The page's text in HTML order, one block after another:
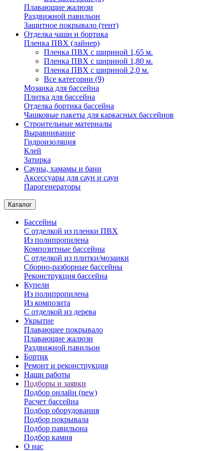
Плавающие жалюзи
Раздвижной павильон
Защитное покрывало (тент)
Отделка чаши и бортика
Пленка ПВХ (лайнер)
Пленка ПВХ с шириной 1,65 м.
Пленка ПВХ с шириной 1,80 м.
Пленка ПВХ с шириной 2,0 м.
Все категории (9)
Мозаика для бассейна
Плитка для бассейна
Отделка бортика бассейна
Чашковые пакеты для каркасных бассейнов
Строительные материалы
Выравнивание
Гидроизоляция
Клей
Затирка
Сауны, хамамы и бани
Аксессуары для саун и саун
Парогенераторы
Каталог
Бассейны
С отделкой из пленки ПВХ
Из полипропилена
Композитные бассейны
С отделкой из плитки/мозаики
Сборно-разборные бассейны
Реконструкция бассейна
Купели
Из полипропилена
Из композита
С отделкой из дерева
Укрытие
Плавающее покрывало
Плавающие жалюзи
Раздвижной павильон
Бортик
Ремонт и реконструкция
Наши работы
Подборы и заявки
Подбор онлайн (new)
Расчет бассейна
Подбор оборудования
Подбор покрывала
Подбор павильона
Подбор камня
О нас